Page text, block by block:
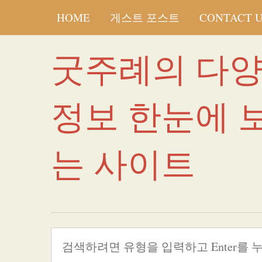
HOME 게스트 포스트 CONTACT
굿주례의 다
정보 한눈에
는 사이트